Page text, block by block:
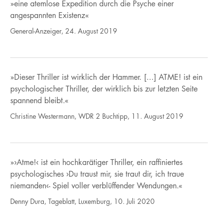
»eine atemlose Expedition durch die Psyche einer
angespannten Existenz«
General-Anzeiger, 24. August 2019
»Dieser Thriller ist wirklich der Hammer. [...] ATME! ist ein
psychologischer Thriller, der wirklich bis zur letzten Seite
spannend bleibt.«
Christine Westermann, WDR 2 Buchtipp, 11. August 2019
»›Atme!‹ ist ein hochkarätiger Thriller, ein raffiniertes
psychologisches ›Du traust mir, sie traut dir, ich traue
niemanden‹- Spiel voller verblüffender Wendungen.«
Denny Dura, Tageblatt, Luxemburg, 10. Juli 2020